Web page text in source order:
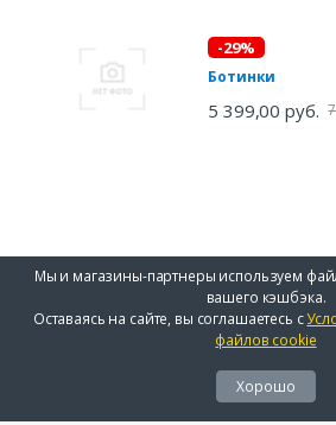
-29%
Ботинки
5 399,00 руб.
Мы и магазины-партнеры используем
вашего кэшбэка.
Оставаясь на сайте, вы соглашаетесь с
файлов cookie
Хорошо